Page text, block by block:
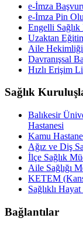
e-İmza
e-İmza Pin
Engelli
Uzaktan
Aile Hekimliği
Davranışsal
Hızlı Erişim
Sağlık
Balıkesir
Hastanesi
Kamu
Ağız ve Diş
İlçe Sağlık
Aile Sağlığı
KETEM
Sağlıklı
Bağlantılar